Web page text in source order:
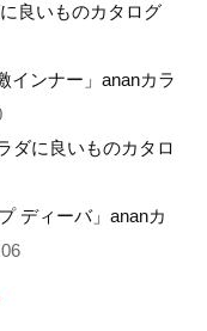
良いものカタログ
インナー」ananカラ
ダに良いものカタロ
ディーバ」ananカ